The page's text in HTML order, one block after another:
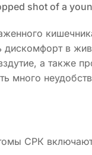
shot of a
дискомфорт в
а также
много
СРК